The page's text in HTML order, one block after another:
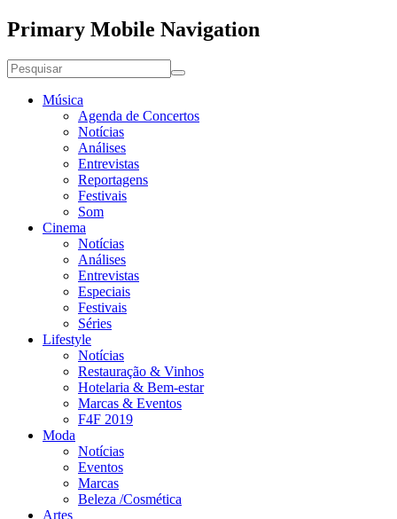
Primary Mobile Navigation
Música
Agenda de Concertos
Notícias
Análises
Entrevistas
Reportagens
Festivais
Som
Cinema
Notícias
Análises
Entrevistas
Especiais
Festivais
Séries
Lifestyle
Notícias
Restauração & Vinhos
Hotelaria & Bem-estar
Marcas & Eventos
F4F 2019
Moda
Notícias
Eventos
Marcas
Beleza /Cosmética
Artes